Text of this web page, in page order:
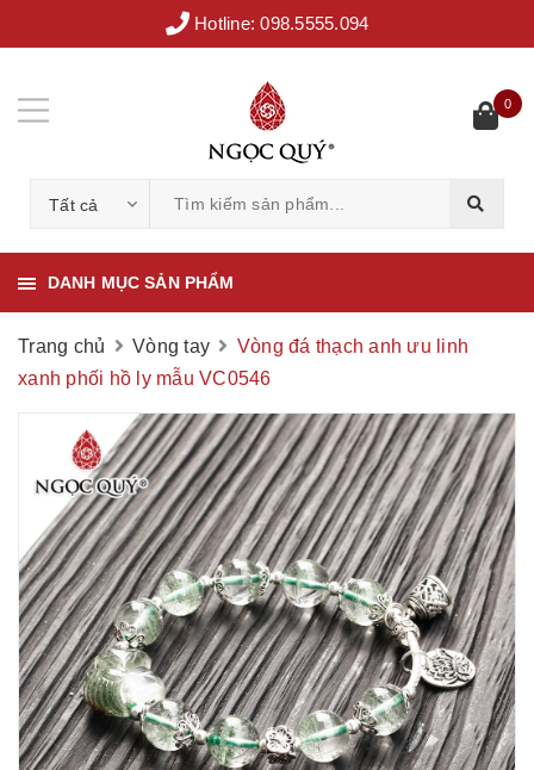
Hotline:098.5555.094
Tất cả
0
DANH MỤC SẢN PHẨM
Trang chủ Vòng tay
Vòng đá thạch anh ưu linh
xanh phối hồ ly mẫu VC0546